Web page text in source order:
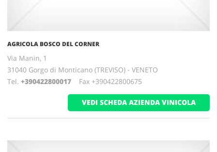
AGRICOLA BOSCO DEL CORNER
Via Manin, 1
31040 Gorgo di Monticano (TREVISO) - VENETO
Tel. +390422800017 Fax +390422800675
VEDI SCHEDA AZIENDA VINICOLA